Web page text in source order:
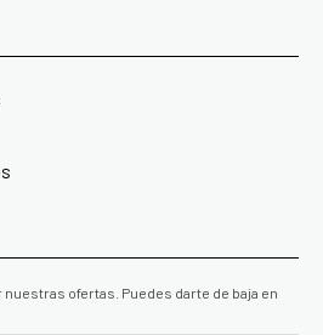
ofertas. Puedes darte de baja en